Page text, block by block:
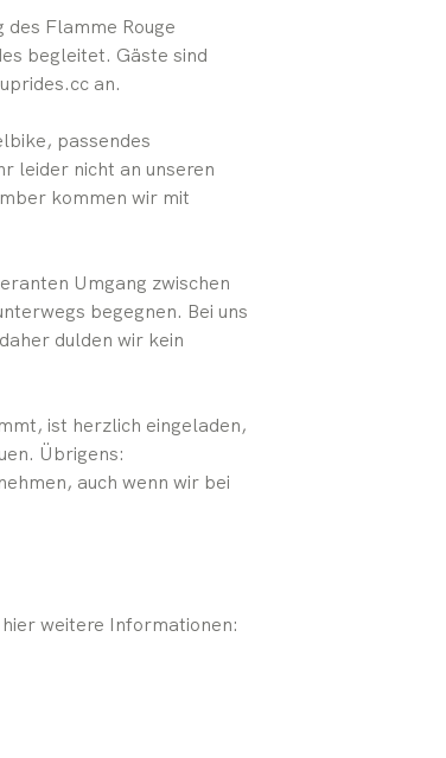
Flamme Rouge
begleitet. Gäste sind
an.
passendes
leider nicht an unseren
kommen wir mit
Umgang zwischen
begegnen. Bei uns
dulden wir kein
ist herzlich eingeladen,
Übrigens:
auch wenn wir bei
weitere Informationen: